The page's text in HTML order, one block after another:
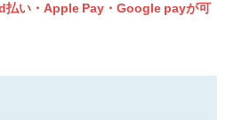
払い・Apple Pay・Google payが可